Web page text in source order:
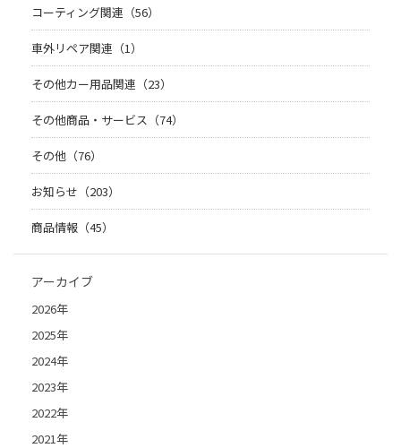
コーティング関連（56）
車外リペア関連（1）
その他カー用品関連（23）
その他商品・サービス（74）
その他（76）
お知らせ（203）
商品情報（45）
アーカイブ
2026年
2025年
2024年
2023年
2022年
2021年